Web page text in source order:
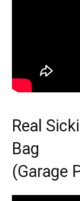
Real
Bag
(Garage